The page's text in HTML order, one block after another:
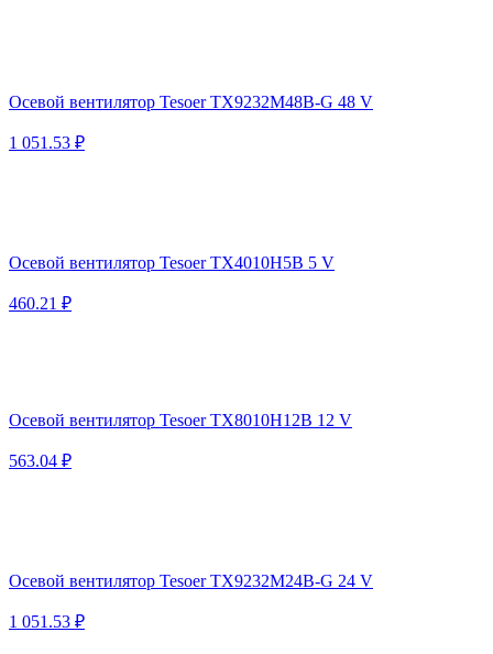
Осевой вентилятор Tesoer TX9232M48B-G 48 V
1 051.53 ₽
Осевой вентилятор Tesoer TX4010H5B 5 V
460.21 ₽
Осевой вентилятор Tesoer TX8010H12B 12 V
563.04 ₽
Осевой вентилятор Tesoer TX9232M24B-G 24 V
1 051.53 ₽